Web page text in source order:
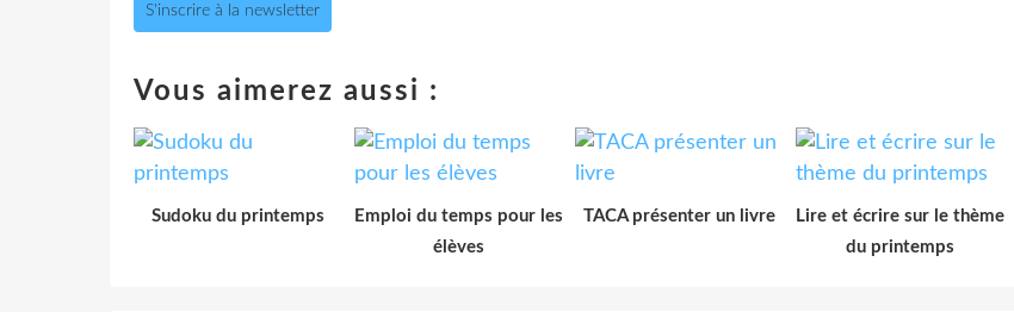
S'inscrire à la newsletter
Vous aimerez aussi :
Sudoku du printemps
Emploi du temps pour les
élèves
TACA présenter un livre
Lire et écrire sur le thème
du printemps